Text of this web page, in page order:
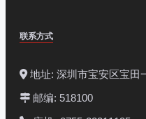
联系方式
地址: 深圳市宝安区宝田
邮编: 518100